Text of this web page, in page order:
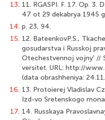
13. 11. RGASPI. F. 17. Op.
47 ot 29 dekabrya 1945
14. p. 23, 94.
15. 12. BateenkovP.S.,
gosudarstva i Russkoj
Otechestvennoj vojny' //
versitet. URL: http://
(data obrashheniya:
16. 13. Protoierej Vladislav
Izd-vo Sretenskogo
17. 14. Russkaya